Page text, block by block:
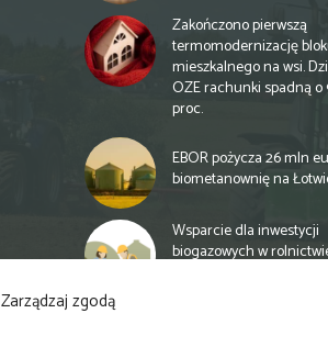
Zarządzaj zgodą
Zakończono pierwszą
termomodernizację
mieszkalnego na wsi.
OZE rachunki spadną o
proc.
EBOR pożycza 26 mln
biometanownię na
Wsparcie dla inwestycji
biogazowych w